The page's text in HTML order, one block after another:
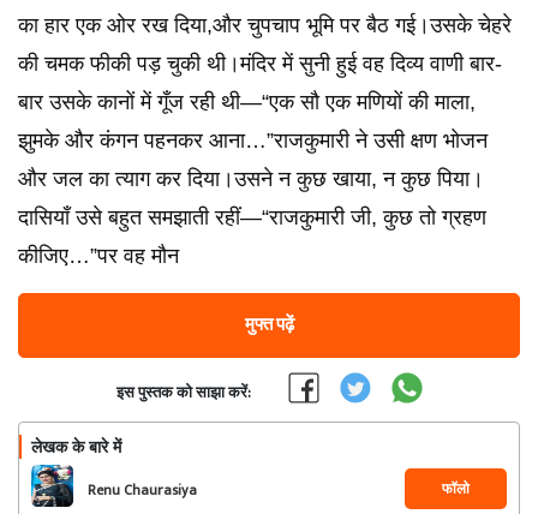
का हार एक ओर रख दिया,और चुपचाप भूमि पर बैठ गई।उसके चेहरे
की चमक फीकी पड़ चुकी थी।मंदिर में सुनी हुई वह दिव्य वाणी बार-
बार उसके कानों में गूँज रही थी—“एक सौ एक मणियों की माला,
झुमके और कंगन पहनकर आना…”राजकुमारी ने उसी क्षण भोजन
और जल का त्याग कर दिया।उसने न कुछ खाया, न कुछ पिया।
दासियाँ उसे बहुत समझाती रहीं—“राजकुमारी जी, कुछ तो ग्रहण
कीजिए…”पर वह मौन
मुफ्त पढ़ें
इस पुस्तक को साझा करें:
लेखक के बारे में
Renu Chaurasiya फॉलो